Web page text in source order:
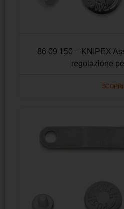
86 09 150 – KNIPEX
regolazione
SCOPRI